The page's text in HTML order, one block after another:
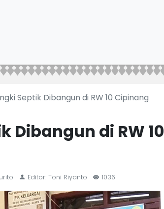
Septik Dibangun di RW 10 Cipinang
Dibangun di RW 10
Editor: Toni Riyanto 1036